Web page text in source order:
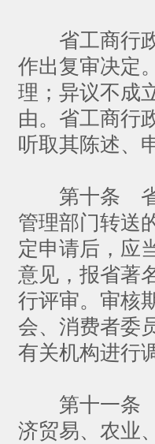
省工商行政
作出复审决定
理；异议不成
由。省工商行
听取其陈述、
第十条 省工
管理部门转送
定申请后，应
意见，报省著
行评审。审核
会、消费者委
有关机构进行
第十一条 评
济贸易、农业